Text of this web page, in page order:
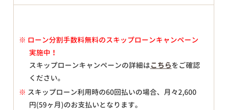
※ ローン分割手数料無料のスキップローンキャンペーン
実施中！
スキップローンキャンペーンの詳細はこちらをご確認
ください。
※ スキップローン利用時の60回払いの場合、月々2,600
円(59ヶ月)のお支払いとなります。